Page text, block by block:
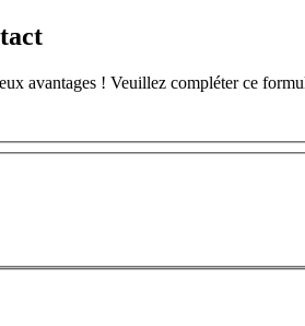
avantages ! Veuillez compléter ce